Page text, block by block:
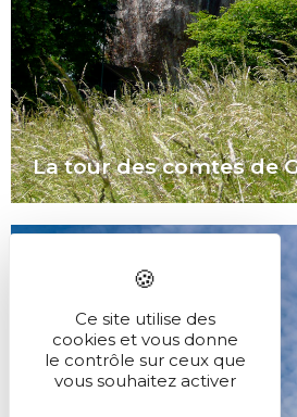
La tour des comtes de
Ce site utilise des
cookies et vous donne
le contrôle sur ceux que
vous souhaitez activer